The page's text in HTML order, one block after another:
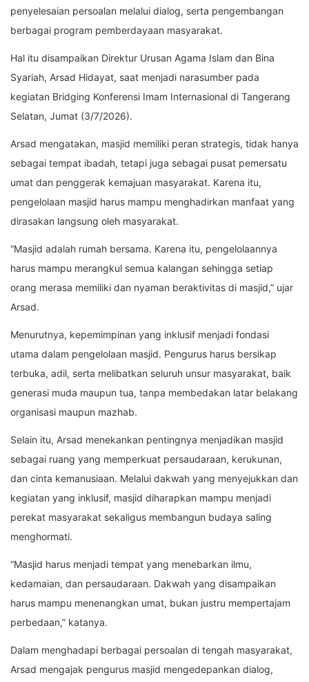
penyelesaian persoalan melalui dialog, serta pengembangan
berbagai program pemberdayaan masyarakat.
Hal itu disampaikan Direktur Urusan Agama Islam dan Bina
Syariah, Arsad Hidayat, saat menjadi narasumber pada
kegiatan Bridging Konferensi Imam Internasional di Tangerang
Selatan, Jumat (3/7/2026).
Arsad mengatakan, masjid memiliki peran strategis, tidak hanya
sebagai tempat ibadah, tetapi juga sebagai pusat pemersatu
umat dan penggerak kemajuan masyarakat. Karena itu,
pengelolaan masjid harus mampu menghadirkan manfaat yang
dirasakan langsung oleh masyarakat.
“Masjid adalah rumah bersama. Karena itu, pengelolaannya
harus mampu merangkul semua kalangan sehingga setiap
orang merasa memiliki dan nyaman beraktivitas di masjid,” ujar
Arsad.
Menurutnya, kepemimpinan yang inklusif menjadi fondasi
utama dalam pengelolaan masjid. Pengurus harus bersikap
terbuka, adil, serta melibatkan seluruh unsur masyarakat, baik
generasi muda maupun tua, tanpa membedakan latar belakang
organisasi maupun mazhab.
Selain itu, Arsad menekankan pentingnya menjadikan masjid
sebagai ruang yang memperkuat persaudaraan, kerukunan,
dan cinta kemanusiaan. Melalui dakwah yang menyejukkan dan
kegiatan yang inklusif, masjid diharapkan mampu menjadi
perekat masyarakat sekaligus membangun budaya saling
menghormati.
“Masjid harus menjadi tempat yang menebarkan ilmu,
kedamaian, dan persaudaraan. Dakwah yang disampaikan
harus mampu menenangkan umat, bukan justru mempertajam
perbedaan,” katanya.
Dalam menghadapi berbagai persoalan di tengah masyarakat,
Arsad mengajak pengurus masjid mengedepankan dialog,